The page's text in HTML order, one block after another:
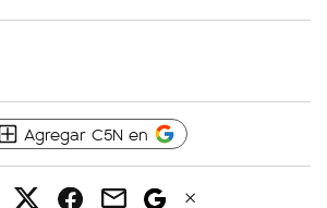
Agregar C5N en